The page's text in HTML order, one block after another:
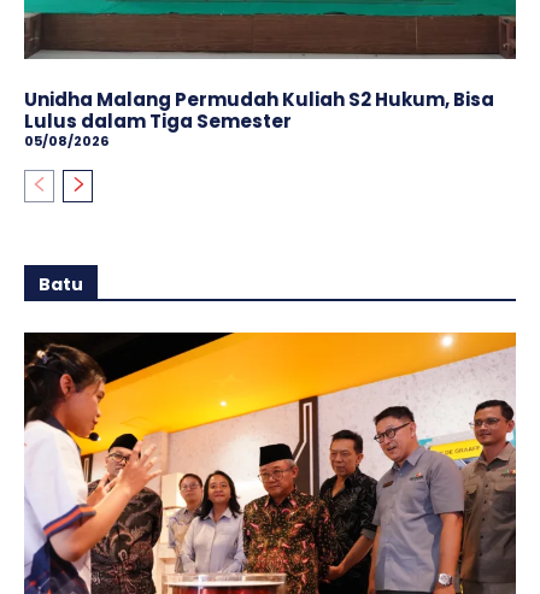
Unidha Malang Permudah Kuliah S2 Hukum, Bisa
Lulus dalam Tiga Semester
05/08/2026
Batu